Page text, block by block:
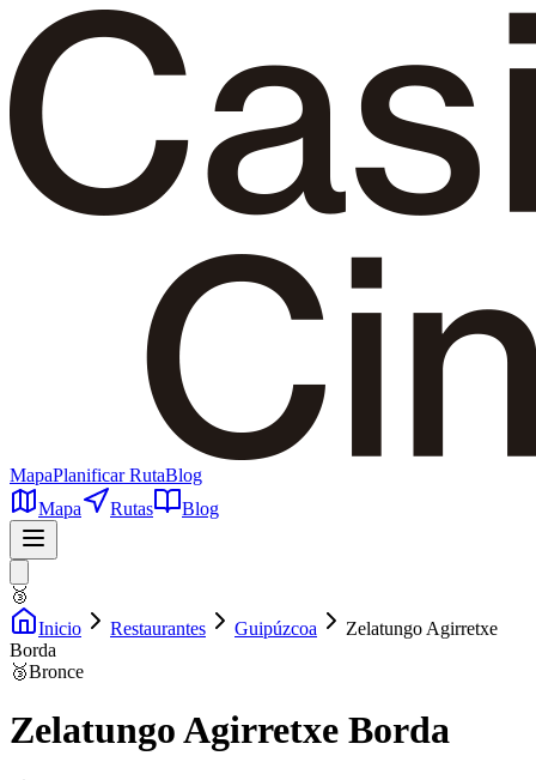
MapaPlanificar RutaBlog
Mapa
Rutas Blog
🥉
Inicio
Restaurantes Guipúzcoa
Zelatungo Agirretxe
Borda
🥉Bronce
Zelatungo Agirretxe Borda